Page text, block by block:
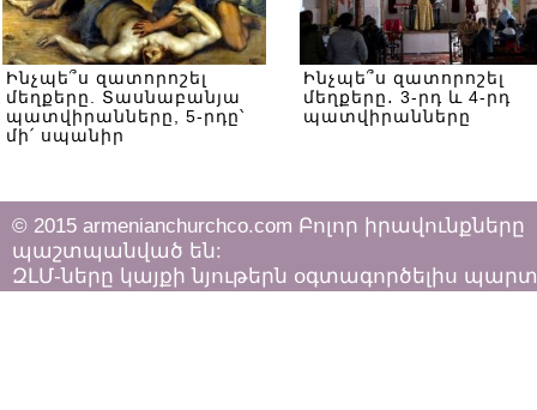
Ինչպե՞ս զատորոշել
մեղքերը. Տասնաբանյա
պատվիրանները, 5-րդը՝
մի՛ սպանիր
Ինչպե՞ս զատորոշել
մեղքերը․ 3-րդ և 4-րդ
պատվիրանները
© 2015 armenianchurchco.com Բոլոր իրավունքները
պաշտպանված են:
ԶԼՄ-ները կայքի նյութերն օգտագործելիս